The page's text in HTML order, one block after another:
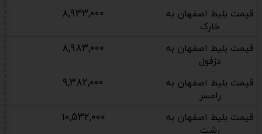
قیمت بلیط اصفهان به
خارک
۸,۹۳۳,۰۰۰
قیمت بلیط اصفهان به
دزفول
۸,۹۸۳,۰۰۰
قیمت بلیط اصفهان به
رامسر
۹,۳۸۲,۰۰۰
قیمت بلیط اصفهان به
رشت
۱۰,۵۳۲,۰۰۰